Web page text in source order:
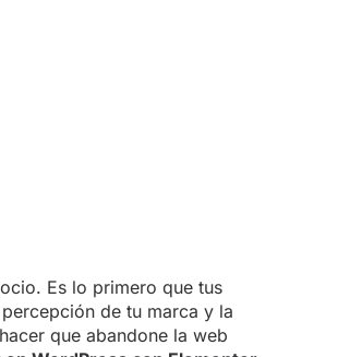
Es lo primero que tus
que abandone la web
clave como: